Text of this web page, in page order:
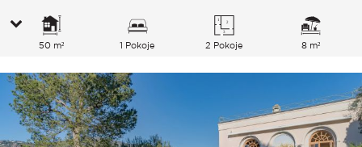
50 m² 1 Pokoje 2 Pokoje 8 m²